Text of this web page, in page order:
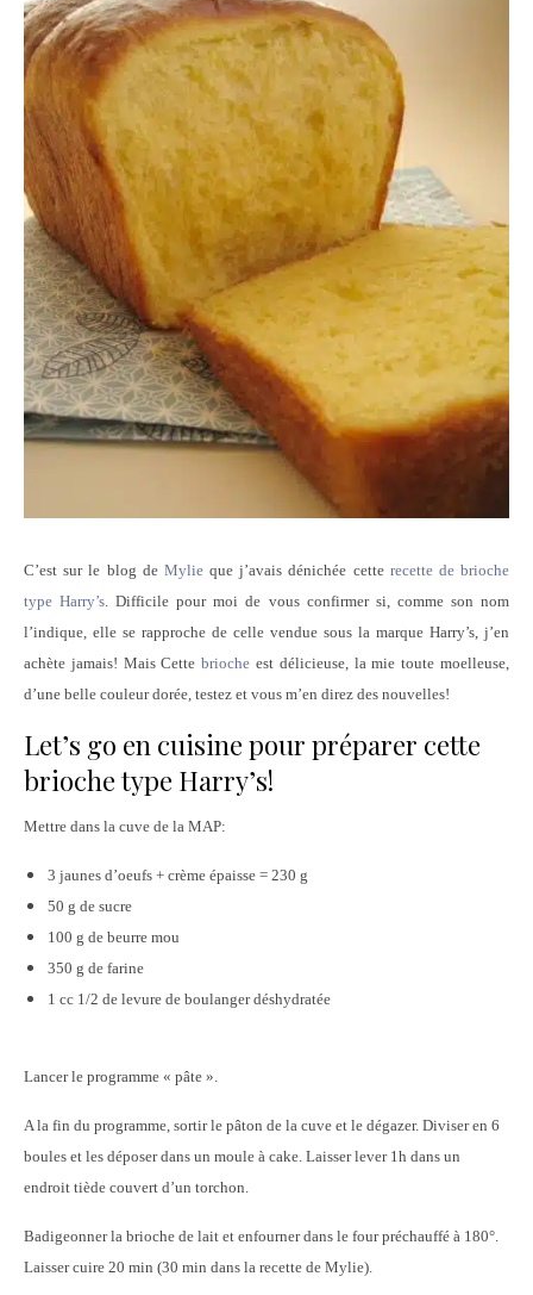
C’est sur le blog de Mylieque j’avais dénichée cette recette de brioche
type Harry’s. Difficile pour moi de vous confirmer si, comme son nom
l’indique, elle se rapproche de celle vendue sous la marque Harry’s, j’en
achète jamais! Mais Cettebrioche est délicieuse, la mie toute moelleuse,
d’une belle couleur dorée, testez et vous m’en direz des nouvelles!
Let’s go en cuisine pour préparer cette
brioche type Harry’s!
Mettre dans la cuve de la MAP:
3 jaunes d’oeufs + crème épaisse = 230 g
50 g de sucre
100 g de beurre mou
350 g de farine
1 cc 1/2 de levure de boulanger déshydratée
Lancer le programme « pâte ».
A la fin du programme, sortir le pâton de la cuve et le dégazer. Diviser en 6
boules et les déposer dans un moule à cake. Laisser lever 1h dans un
endroit tiède couvert d’un torchon.
Badigeonner la brioche de lait et enfourner dans le four préchauffé à 180°.
Laisser cuire 20 min (30 min dans la recette de Mylie).